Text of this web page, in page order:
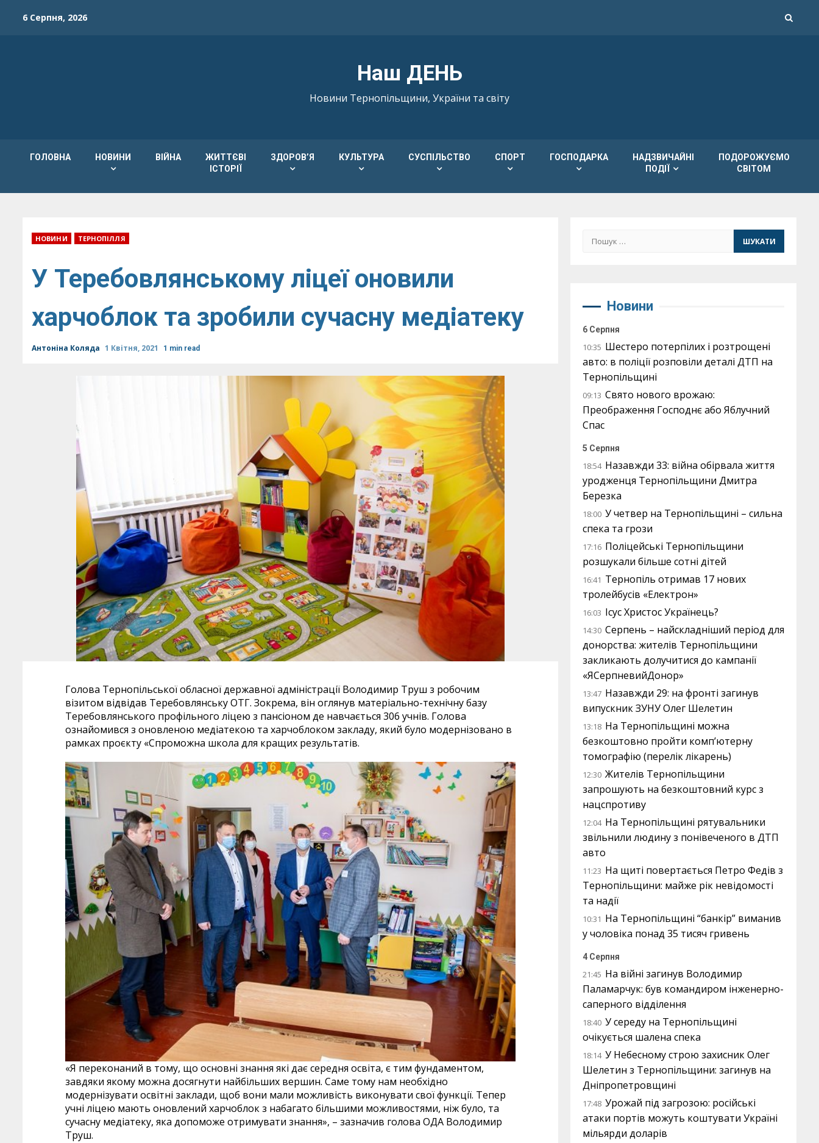
6 Серпня, 2026
Наш ДЕНЬ
Новини Тернопільщини, України та світу
ГОЛОВНА НОВИНИ ВІЙНА
ЖИТТЄВІ
ІСТОРІЇ
ЗДОРОВ’Я КУЛЬТУРА СУСПІЛЬСТВО СПОРТ ГОСПОДАРКА
НАДЗВИЧАЙНІ
ПОДІЇ
ПОДОРОЖУЄМО
СВІТОМ
НОВИНИ ТЕРНОПІЛЛЯ
У Теребовлянському ліцеї оновили
харчоблок та зробили сучасну медіатеку
Антоніна Коляда 1 Квітня, 2021 1 min read
Голова Тернопільської обласної державної адміністрації Володимир Труш з робочим
візитом відвідав Теребовлянську ОТГ. Зокрема, він оглянув матеріально-технічну базу
Теребовлянського профільного ліцею з пансіоном де навчається 306 учнів. Голова
ознайомився з оновленою медіатекою та харчоблоком закладу, який було модернізовано в
рамках проєкту «Спроможна школа для кращих результатів.
«Я переконаний в тому, що основні знання які дає середня освіта, є тим фундаментом,
завдяки якому можна досягнути найбільших вершин. Саме тому нам необхідно
модернізувати освітні заклади, щоб вони мали можливість виконувати свої функції. Тепер
учні ліцею мають оновлений харчоблок з набагато більшими можливостями, ніж було, та
сучасну медіатеку, яка допоможе отримувати знання», – зазначив голова ОДА Володимир
Труш.
Пошук:
Новини
6 Серпня
10:35 Шестеро потерпілих і розтрощені
авто: в поліції розповіли деталі ДТП на
Тернопільщині
09:13 Свято нового врожаю:
Преображення Господнє або Яблучний
Спас
5 Серпня
18:54 Назавжди 33: війна обірвала життя
уродженця Тернопільщини Дмитра
Березка
18:00 У четвер на Тернопільщині – сильна
спека та грози
17:16 Поліцейські Тернопільщини
розшукали більше сотні дітей
16:41 Тернопіль отримав 17 нових
тролейбусів «Електрон»
16:03 Ісус Христос Українець?
14:30 Серпень – найскладніший період для
донорства: жителів Тернопільщини
закликають долучитися до кампанії
«ЯСерпневийДонор»
13:47 Назавжди 29: на фронті загинув
випускник ЗУНУ Олег Шелетин
13:18 На Тернопільщині можна
безкоштовно пройти комп’ютерну
томографію (перелік лікарень)
12:30 Жителів Тернопільщини
запрошують на безкоштовний курс з
нацспротиву
12:04 На Тернопільщині рятувальники
звільнили людину з понівеченого в ДТП
авто
11:23 На щиті повертається Петро Федів з
Тернопільщини: майже рік невідомості
та надії
10:31 На Тернопільщині “банкір” виманив
у чоловіка понад 35 тисяч гривень
4 Серпня
21:45 На війні загинув Володимир
Паламарчук: був командиром інженерно-
саперного відділення
18:40 У середу на Тернопільщині
очікується шалена спека
18:14 У Небесному строю захисник Олег
Шелетин з Тернопільщини: загинув на
Дніпропетровщині
17:48 Урожай під загрозою: російські
атаки портів можуть коштувати Україні
мільярди доларів